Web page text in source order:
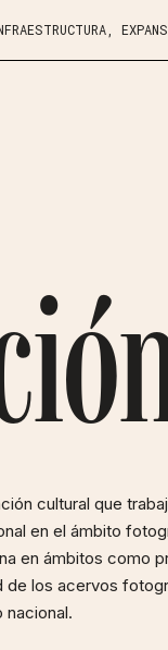
cultural que
en el ámbito
en ámbitos como
de los acervos
nacional.